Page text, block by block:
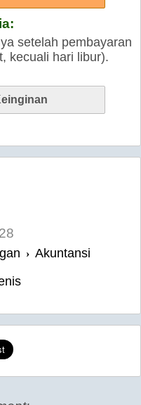
setelah pembayaran
kecuali hari libur).
› Akuntansi